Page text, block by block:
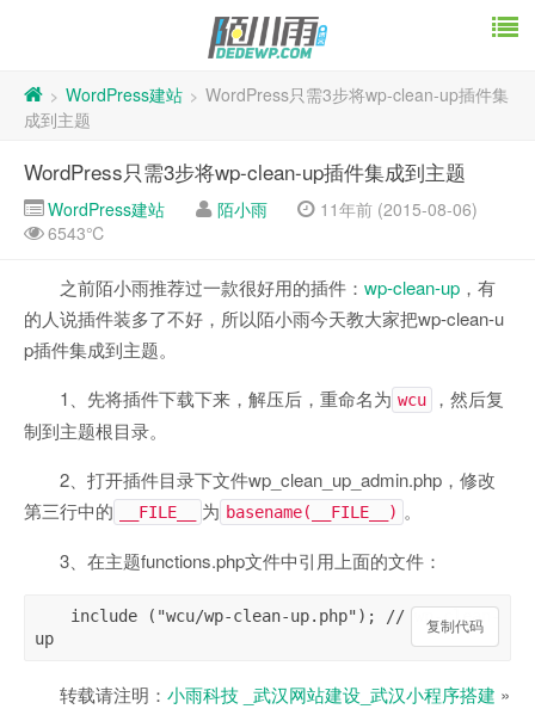
> WordPress建站 > WordPress只需3步将wp-clean-up插件集
成到主题
WordPress只需3步将wp-clean-up插件集成到主题
WordPress建站 陌小雨
11年前 (2015-08-06)
6543℃
之前陌小雨推荐过一款很好用的插件： wp-clean-up ，有
的人说插件装多了不好，所以陌小雨今天教大家把wp-clean-u
p插件集成到主题。
1、先将插件下载下来，解压后，重命名为 wcu
，然后复
制到主题根目录。
2、打开插件目录下文件wp_clean_up_admin.php，修改
第三行中的
__FILE__ 为 basename(__FILE__) 。
3、在主题functions.php文件中引用上面的文件：
复制代码
复制代码
include ("wcu/wp-clean-up.php"); // wp-clean-
up
转载请注明： 小雨科技 _武汉网站建设_武汉小程序搭建 »